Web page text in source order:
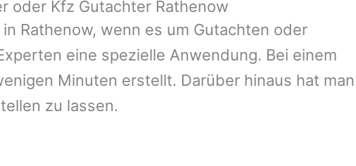
oder Kfz Gutachter Rathenow
Rathenow, wenn es um Gutachten oder
eine spezielle Anwendung. Bei einem
Minuten erstellt. Darüber hinaus hat man
zu lassen.